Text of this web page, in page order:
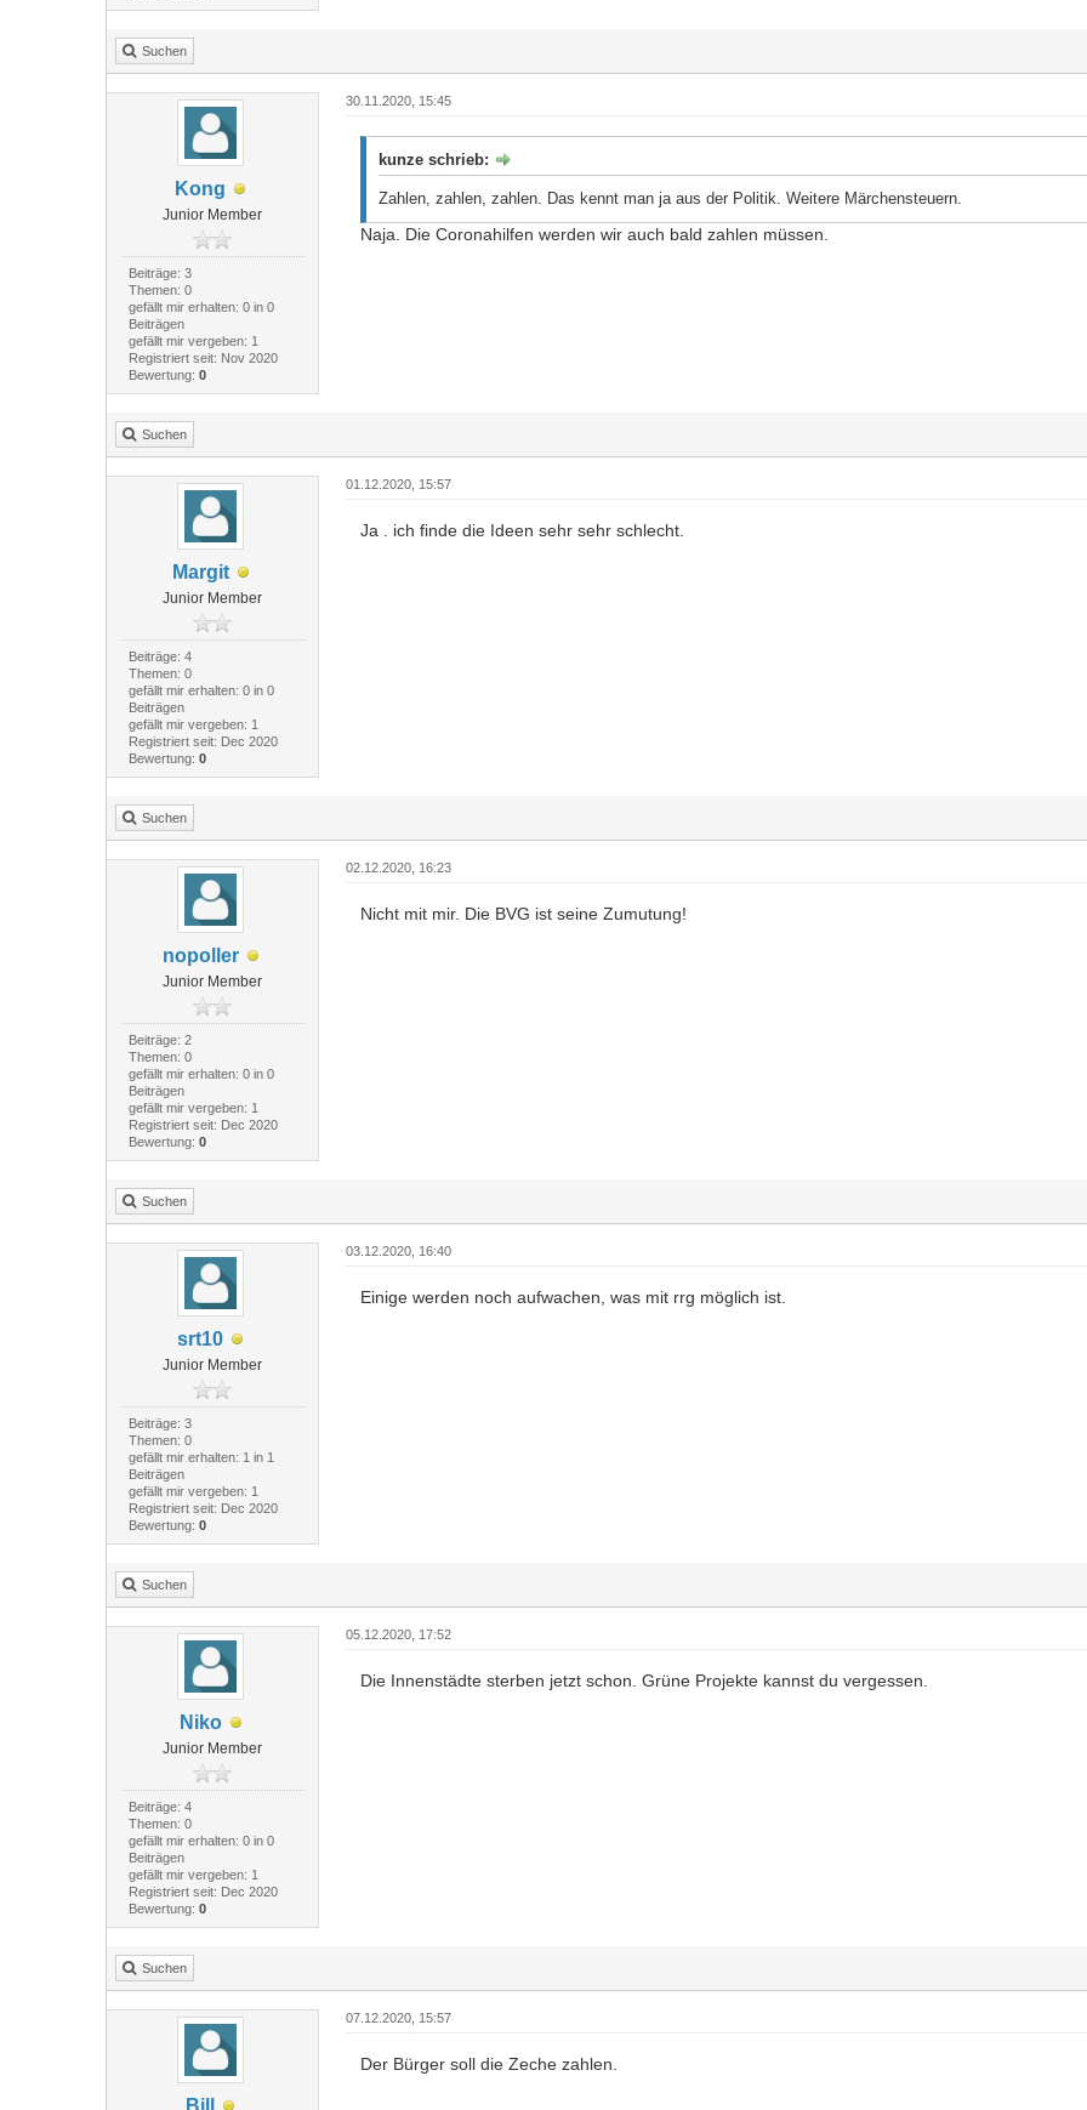
Suchen
Kong
Junior Member
Beiträge: 3
Themen: 0
gefällt mir erhalten: 0 in 0
Beiträgen
gefällt mir vergeben: 1
Registriert seit: Nov 2020
Bewertung: 0
30.11.2020, 15:45
kunze schrieb:
Zahlen, zahlen, zahlen. Das kennt man ja aus der Politik. Weitere Märchensteuern.
Naja. Die Coronahilfen werden wir auch bald zahlen müssen.
Suchen
Margit
Junior Member
Beiträge: 4
Themen: 0
gefällt mir erhalten: 0 in 0
Beiträgen
gefällt mir vergeben: 1
Registriert seit: Dec 2020
Bewertung: 0
01.12.2020, 15:57
Ja . ich finde die Ideen sehr sehr schlecht.
Suchen
nopoller
Junior Member
Beiträge: 2
Themen: 0
gefällt mir erhalten: 0 in 0
Beiträgen
gefällt mir vergeben: 1
Registriert seit: Dec 2020
Bewertung: 0
02.12.2020, 16:23
Nicht mit mir. Die BVG ist seine Zumutung!
Suchen
srt10
Junior Member
Beiträge: 3
Themen: 0
gefällt mir erhalten: 1 in 1
Beiträgen
gefällt mir vergeben: 1
Registriert seit: Dec 2020
Bewertung: 0
03.12.2020, 16:40
Einige werden noch aufwachen, was mit rrg möglich ist.
Suchen
Niko
Junior Member
Beiträge: 4
Themen: 0
gefällt mir erhalten: 0 in 0
Beiträgen
gefällt mir vergeben: 1
Registriert seit: Dec 2020
Bewertung: 0
05.12.2020, 17:52
Die Innenstädte sterben jetzt schon. Grüne Projekte kannst du vergessen.
Suchen
Bill
07.12.2020, 15:57
Der Bürger soll die Zeche zahlen.